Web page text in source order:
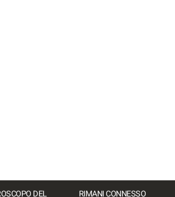
DEL RIMANI CONNESSO